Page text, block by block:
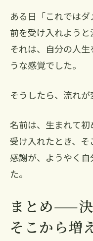
ある日「これでは
前を受け入れようと
それは、自分の人
うな感覚でした。
そうしたら、流れが
名前は、生まれて初
受け入れたとき、
感謝が、ようやく
た。
まとめ——
そこから増